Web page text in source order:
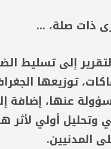
ذات صلة، ...
إلى تسليط
توزيعها
عنها، إضافة
وتحليل أولي لأثر
المدنيين.